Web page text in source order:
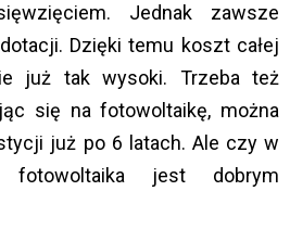
Jednak zawsze
Dzięki temu koszt całej
już tak wysoki. Trzeba też
się na fotowoltaikę, można
już po 6 latach. Ale czy w
fotowoltaika jest dobrym